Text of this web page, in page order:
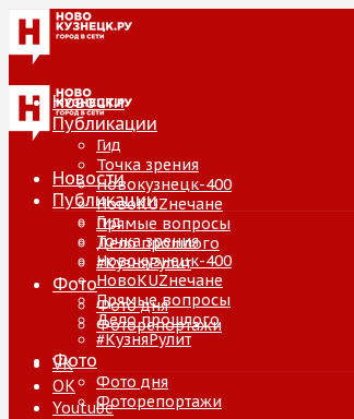
Новости
Публикации
Гид
Точка зрения
Новокузнецк-400
НовоKUZнечане
Прямые вопросы
Дело прошлого
#КузняРулит
Фото
Фото дня
Фоторепортажи
VK
ОК
Youtube
Новости
Публикации
Гид
Точка зрения
Новокузнецк-400
НовоKUZнечане
Прямые вопросы
Дело прошлого
#КузняРулит
Фото
Фото дня
Фоторепортажи